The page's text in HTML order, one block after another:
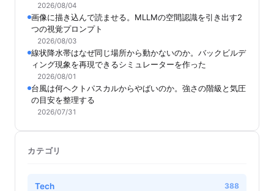
2026/08/04
画像に描き込んで読ませる。MLLMの空間認識を引き出す2
つの視覚プロンプト
2026/08/03
線状降水帯はなぜ同じ場所から動かないのか。バックビルデ
ィング現象を再現できるシミュレーターを作った
2026/08/01
台風は何ヘクトパスカルからやばいのか。強さの階級と気圧
の目安を整理する
2026/07/31
カテゴリ
Tech 388